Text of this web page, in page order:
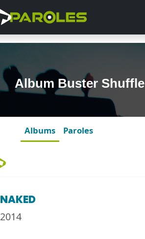
Album Buster Shuffle
Albums Paroles
NAKED
2014